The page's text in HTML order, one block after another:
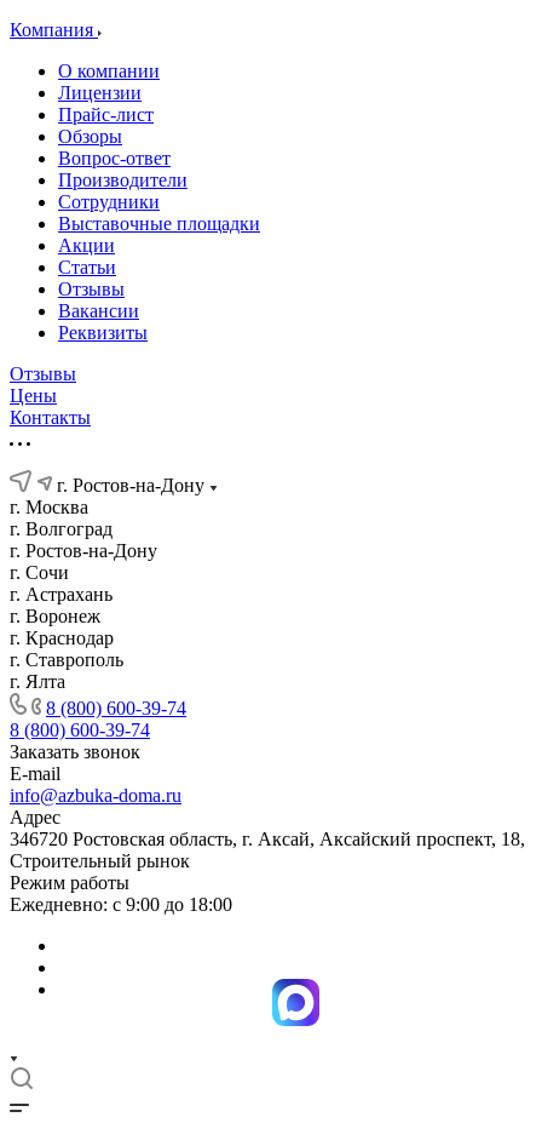
Компания
О компании
Лицензии
Прайс-лист
Обзоры
Вопрос-ответ
Производители
Сотрудники
Выставочные площадки
Акции
Статьи
Отзывы
Вакансии
Реквизиты
Отзывы
Цены
Контакты
г. Ростов-на-Дону
г. Москва
г. Волгоград
г. Ростов-на-Дону
г. Сочи
г. Астрахань
г. Воронеж
г. Краснодар
г. Ставрополь
г. Ялта
8 (800) 600-39-74
8 (800) 600-39-74
Заказать звонок
E-mail
info@azbuka-doma.ru
Адрес
346720 Ростовская область, г. Аксай, Аксайский проспект, 18,
Строительный рынок
Режим работы
Ежедневно: с 9:00 до 18:00